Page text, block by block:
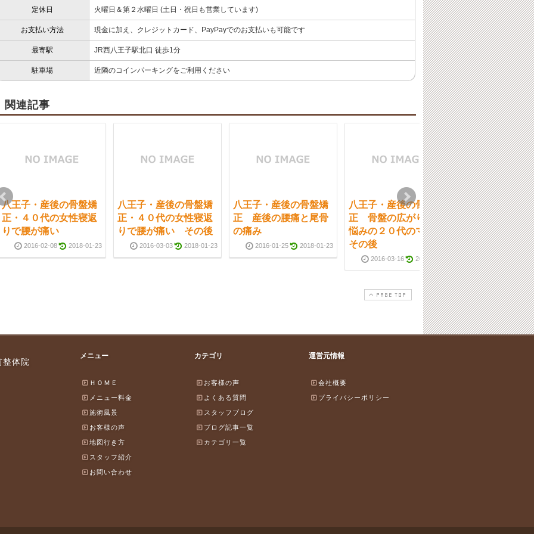
定休日 火曜日＆第２水曜日 (土日・祝日も営業しています)
お支払い方法 現金に加え、クレジットカード、PayPayでのお支払いも可能です
最寄駅 JR西八王子駅北口 徒歩1分
駐車場 近隣のコインパーキングをご利用ください
関連記事
八王子・産後の骨盤矯
正・４０代の女性寝返
りで腰が痛い
2016-02-08 2018-01-23
八王子・産後の骨盤矯
正・４０代の女性寝返
りで腰が痛い その後
2016-03-03 2018-01-23
八王子・産後の骨盤矯
正 産後の腰痛と尾骨
の痛み
2016-01-25 2018-01-23
八王子・産後の骨盤矯
正 骨盤の広がりでお
悩みの２０代のママ
その後
2016-03-16 2018-01-23
八王子・産後の
正・高齢出産で
ーズにお悩み改
ママさん
PAGE TOP
整体院
メニュー
ＨＯＭＥ
メニュー料金
施術風景
お客様の声
地図行き方
スタッフ紹介
お問い合わせ
カテゴリ
お客様の声
よくある質問
スタッフブログ
ブログ記事一覧
カテゴリ一覧
運営元情報
会社概要
プライバシーポリシー